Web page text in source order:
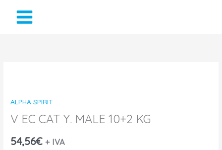
ALPHA SPIRIT
V EC CAT Y. MALE 10+2 KG
54,56€ + IVA